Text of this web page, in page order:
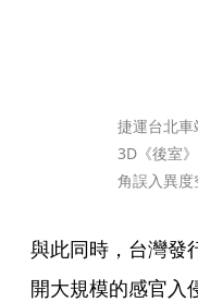
捷運台北
3D《後室
角誤入異度
與此同時，台灣發
開大規模的感官入